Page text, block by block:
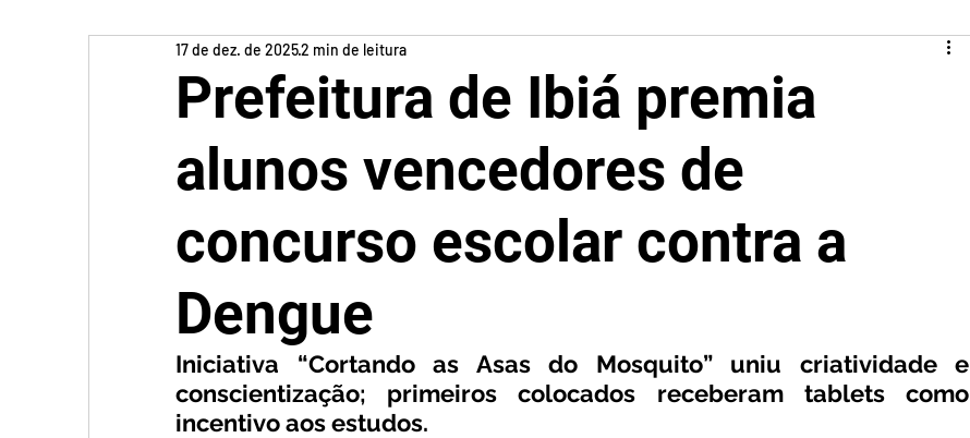
Prefeitura de Ibiá premia
alunos vencedores de
concurso escolar contra a
Dengue
17 de dez. de 20252 min de leitura
Iniciativa “Cortando as Asas do Mosquito” uniu criatividade e
conscientização; primeiros colocados receberam tablets como
incentivo aos estudos.